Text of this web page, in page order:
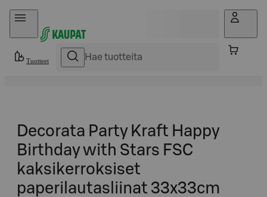
Hyppää sisältöön
Tuotteet
Decorata Party Kraft Happy
Birthday with Stars FSC
kaksikerroksiset
paperilautasliinat 33x33cm